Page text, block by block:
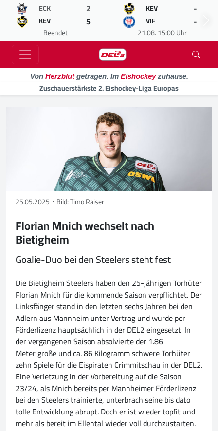
ECK 2
KEV 5
Beendet
KEV -
VIF -
21.08. 15:00 Uhr
Von Herzblutgetragen. Im Eishockeyzuhause.
Zuschauerstärkste 2. Eishockey-Liga Europas
25.05.2025 Bild: Timo Raiser
Florian Mnich wechselt nach
Bietigheim
Goalie-Duo bei den Steelers steht fest
Die Bietigheim Steelers haben den 25-jährigen Torhüter
Florian Mnich für die kommende Saison verpflichtet. Der
Linksfänger stand in den letzten sechs Jahren bei den
Adlern aus Mannheim unter Vertrag und wurde per
Förderlizenz hauptsächlich in der DEL2 eingesetzt. In
der vergangenen Saison absolvierte der 1.86
Meter große und ca. 86 Kilogramm schwere Torhüter
zehn Spiele für die Eispiraten Crimmitschau in der DEL2.
Eine Verletzung in der Vorbereitung auf die Saison
23/24, als Mnich bereits per Mannheimer Förderlizenz
bei den Steelers trainierte, unterbrach seine bis dato
tolle Entwicklung abrupt. Doch er ist wieder topfit und
mehr als bereit im Ellental wieder voll durchzustarten.